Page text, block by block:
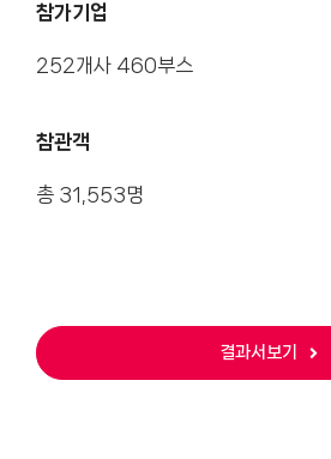
참가기업
252개사 460부스
참관객
총 31,553명
결과서보기